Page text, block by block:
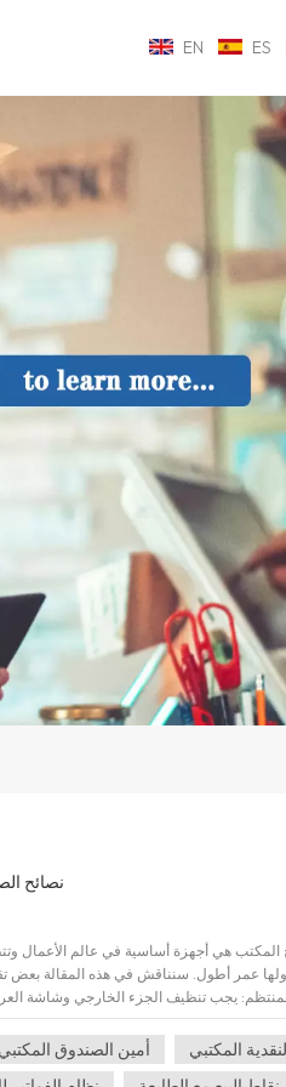
EN
ES
نصائح
هي أجهزة أساسية في عالم الأعمال
عمر أطول. سنناقش في هذه المقالة بعض
المنتظم: يجب تنظيف الجزء الخارجي وشاشة
استخدم قطعة قماش ناعمة وجافة لمسحها
تتطلب أجهزة نقاط البيع وقت راحة مناسبًا،
أمين الصندوق المكتبي
المكتبي